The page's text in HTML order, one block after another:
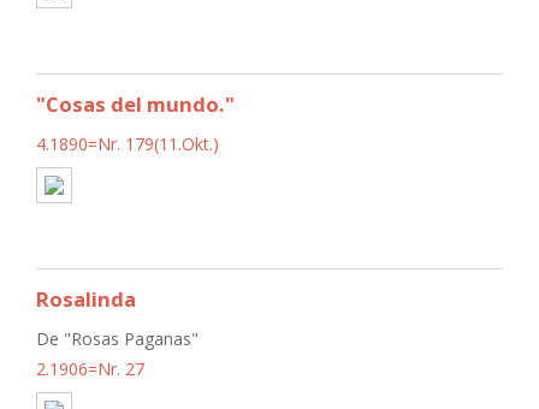
"Cosas del mundo."
4.1890=Nr. 179(11.Okt.)
Rosalinda
De "Rosas Paganas"
2.1906=Nr. 27